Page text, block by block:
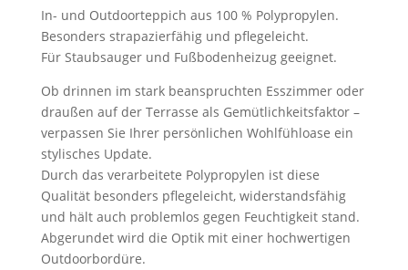
In- und Outdoorteppich aus 100 % Polypropylen.
Besonders strapazierfähig und pflegeleicht.
Für Staubsauger und Fußbodenheizug geeignet.
Ob drinnen im stark beanspruchten Esszimmer oder
draußen auf der Terrasse als Gemütlichkeitsfaktor –
verpassen Sie Ihrer persönlichen Wohlfühloase ein
stylisches Update.
Durch das verarbeitete Polypropylen ist diese
Qualität besonders pflegeleicht, widerstandsfähig
und hält auch problemlos gegen Feuchtigkeit stand.
Abgerundet wird die Optik mit einer hochwertigen
Outdoorbordüre.